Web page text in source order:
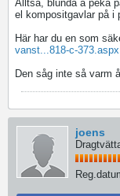
Alltså, blunda å peka
el kompositgavlar på i
Här har du en som
vanst...818-c-373.aspx
Den såg inte så varm
joens